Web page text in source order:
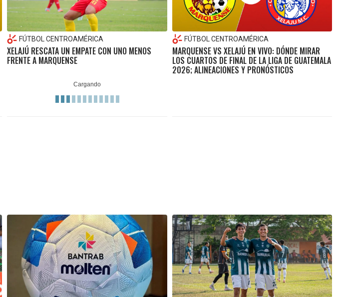
FÚTBOL CENTROAMÉRICA
XELAJÚ RESCATA UN EMPATE CON UNO MENOS
FRENTE A MARQUENSE
FÚTBOL CENTROAMÉRICA
MARQUENSE VS XELAJÚ EN VIVO: DÓNDE MIRAR
LOS CUARTOS DE FINAL DE LA LIGA DE GUATEMALA
2026; ALINEACIONES Y PRONÓSTICOS